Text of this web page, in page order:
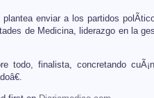
enviar a los partidos
de Medicina, liderazgo en la
todo, finalista, concretando